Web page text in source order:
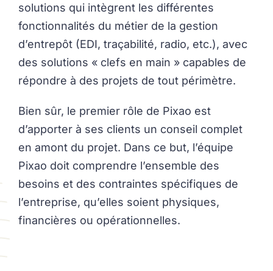
solutions qui intègrent les différentes
fonctionnalités du métier de la gestion
d’entrepôt (EDI, traçabilité, radio, etc.), avec
des solutions « clefs en main » capables de
répondre à des projets de tout périmètre.
Bien sûr, le premier rôle de Pixao est
d’apporter à ses clients un conseil complet
en amont du projet. Dans ce but, l’équipe
Pixao doit comprendre l’ensemble des
besoins et des contraintes spécifiques de
l’entreprise, qu’elles soient physiques,
financières ou opérationnelles.